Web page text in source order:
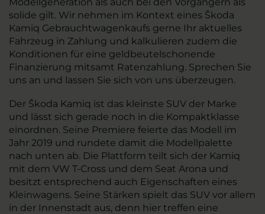
solide gilt. Wir nehmen im Kontext eines Škoda
Kamiq Gebrauchtwagenkaufs gerne Ihr aktuelles
Fahrzeug in Zahlung und kalkulieren zudem die
Konditionen für eine geldbeutelschonende
Finanzierung mitsamt Ratenzahlung. Sprechen Sie
uns an und lassen Sie sich von uns überzeugen.
Der Škoda Kamiq ist das kleinste SUV der Marke
und lässt sich gerade noch in die Kompaktklasse
einordnen. Seine Premiere feierte das Modell im
Jahr 2019 und rundete damit die Modellpalette
nach unten ab. Die Plattform teilt sich der Kamiq
mit dem VW T-Cross und dem Seat Arona und
besitzt entsprechend auch Eigenschaften eines
Kleinwagens. Seine Stärken spielt das SUV vor allem
in der Innenstadt aus, denn hier treffen eine